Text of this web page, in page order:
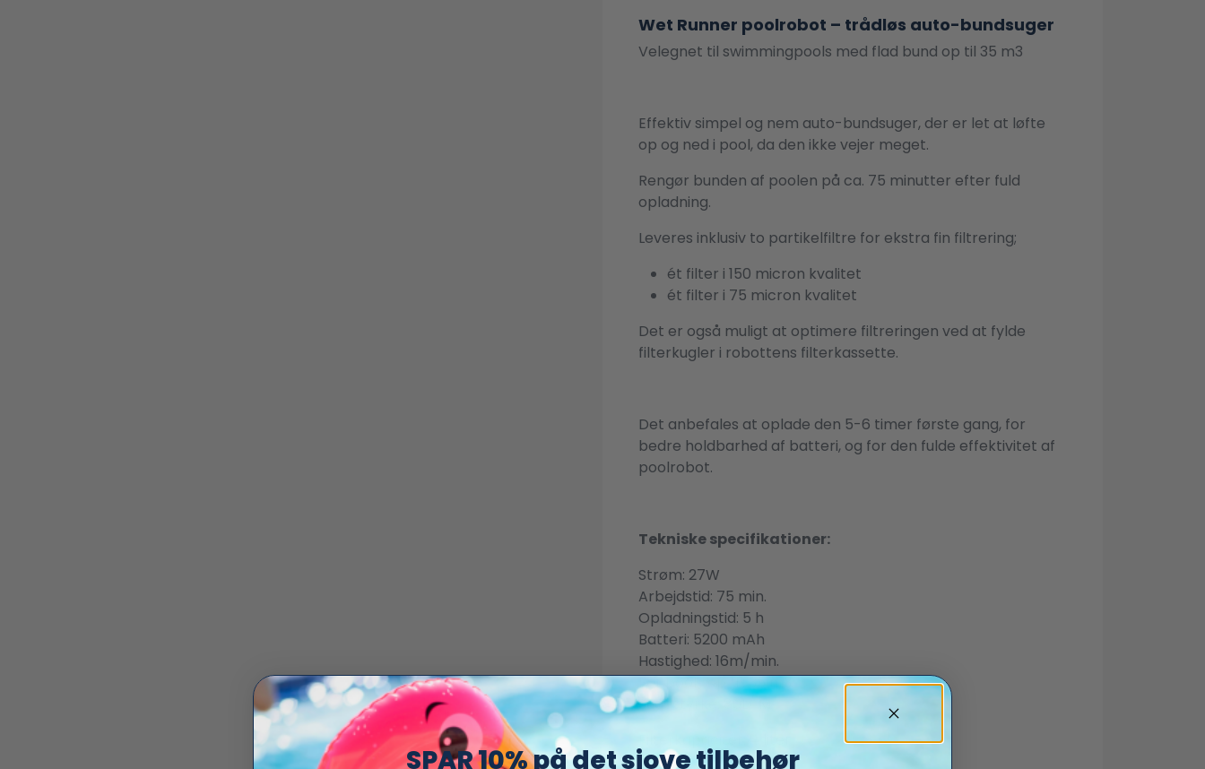
Wet Runner poolrobot – trådløs auto-bundsuger
Velegnet til swimmingpools med flad bund op til 35 m3
Effektiv simpel og nem auto-bundsuger, der er let at løfte
op og ned i pool, da den ikke vejer meget.
Rengør bunden af poolen på ca. 75 minutter efter fuld
opladning.
Leveres inklusiv to partikelfiltre for ekstra fin filtrering;
ét filter i 150 micron kvalitet
ét filter i 75 micron kvalitet
Det er også muligt at optimere filtreringen ved at fylde
filterkugler i robottens filterkassette.
Det anbefales at oplade den 5-6 timer første gang, for
bedre holdbarhed af batteri, og for den fulde effektivitet af
poolrobot.
Tekniske specifikationer:
Strøm: 27W
Arbejdstid: 75 min.
Opladningstid: 5 h
Batteri: 5200 mAh
Hastighed: 16m/min.
For pools op til: 35 m3
Sugestyrke: 80L/ M
SPAR 10% på det sjove tilbehør